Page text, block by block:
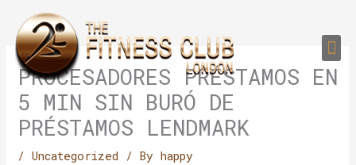
content
PROCESADORES PRÉSTAMOS EN
5 MIN SIN BURÓ DE
PRÉSTAMOS LENDMARK
/Uncategorized / Byhappy